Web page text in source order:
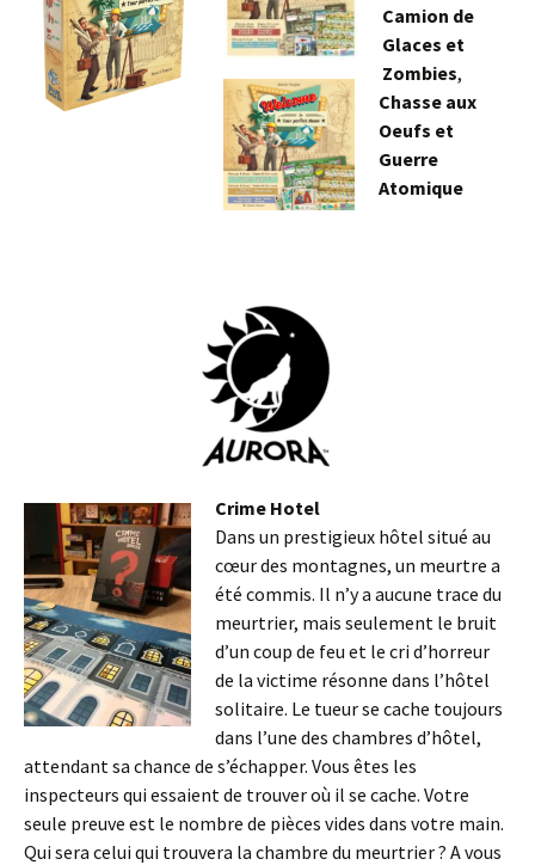
Camion de
Glaces et
Zombies,
Chasse aux
Oeufs et
Guerre
Atomique
Crime Hotel
Dans un prestigieux hôtel situé au
cœur des montagnes, un meurtre a
été commis. Il n’y a aucune trace du
meurtrier, mais seulement le bruit
d’un coup de feu et le cri d’horreur
de la victime résonne dans l’hôtel
solitaire. Le tueur se cache toujours
dans l’une des chambres d’hôtel,
attendant sa chance de s’échapper. Vous êtes les
inspecteurs qui essaient de trouver où il se cache. Votre
seule preuve est le nombre de pièces vides dans votre main.
Qui sera celui qui trouvera la chambre du meurtrier ? A vous